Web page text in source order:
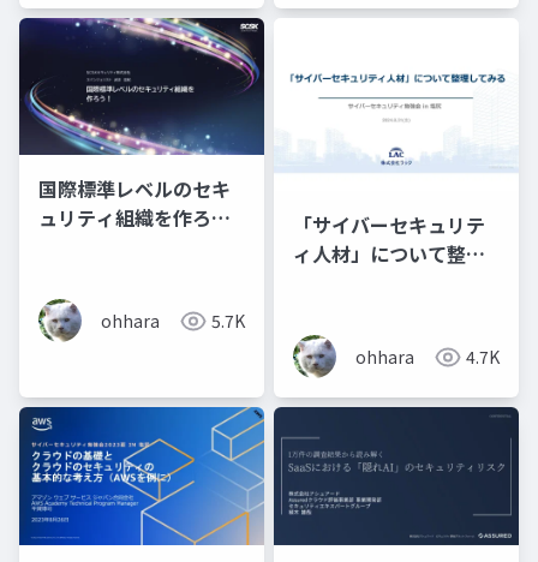
国際標準レベルのセキ
ュリティ組織を作ろ
ohhara 5.7K
「サイバーセキュリテ
ィ人材」について整理
ohhara 4.7K